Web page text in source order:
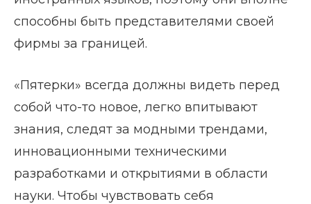
способны быть представителями своей
фирмы за границей.
«Пятерки» всегда должны видеть перед
собой что-то новое, легко впитывают
знания, следят за модными трендами,
инновационными техническими
разработками и открытиями в области
науки. Чтобы чувствовать себя